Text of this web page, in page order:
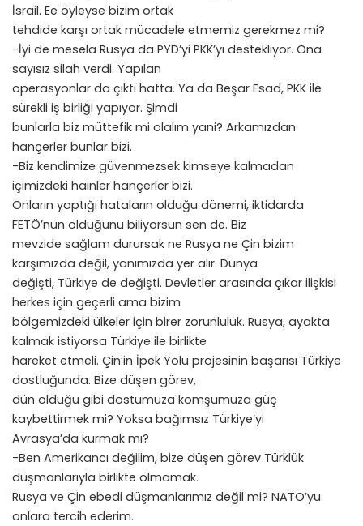
İsrail. Ee öyleyse bizim ortak
tehdide karşı ortak mücadele etmemiz gerekmez mi?
-İyi de mesela Rusya da PYD’yi PKK’yı destekliyor. Ona
sayısız silah verdi. Yapılan
operasyonlar da çıktı hatta. Ya da Beşar Esad, PKK ile
sürekli iş birliği yapıyor. Şimdi
bunlarla biz müttefik mi olalım yani? Arkamızdan
hançerler bunlar bizi.
-Biz kendimize güvenmezsek kimseye kalmadan
içimizdeki hainler hançerler bizi.
Onların yaptığı hataların olduğu dönemi, iktidarda
FETÖ’nün olduğunu biliyorsun sen de. Biz
mevzide sağlam durursak ne Rusya ne Çin bizim
karşımızda değil, yanımızda yer alır. Dünya
değişti, Türkiye de değişti. Devletler arasında çıkar ilişkisi
herkes için geçerli ama bizim
bölgemizdeki ülkeler için birer zorunluluk. Rusya, ayakta
kalmak istiyorsa Türkiye ile birlikte
hareket etmeli. Çin’in İpek Yolu projesinin başarısı Türkiye
dostluğunda. Bize düşen görev,
dün olduğu gibi dostumuza komşumuza güç
kaybettirmek mi? Yoksa bağımsız Türkiye’yi
Avrasya’da kurmak mı?
-Ben Amerikancı değilim, bize düşen görev Türklük
düşmanlarıyla birlikte olmamak.
Rusya ve Çin ebedi düşmanlarımız değil mi? NATO’yu
onlara tercih ederim.